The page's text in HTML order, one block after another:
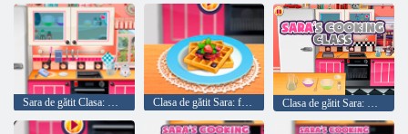
Clasa de gătit Sara: franceză Toast Vafe Clasa de gătit Sara: Mini Pop tarte